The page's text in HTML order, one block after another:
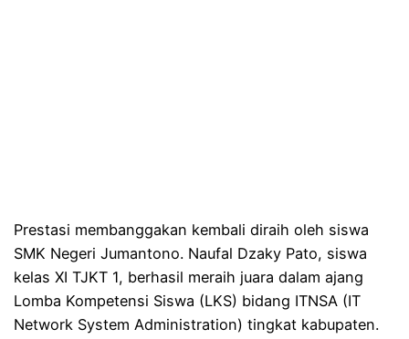
Prestasi membanggakan kembali diraih oleh siswa
SMK Negeri Jumantono. Naufal Dzaky Pato, siswa
kelas XI TJKT 1, berhasil meraih juara dalam ajang
Lomba Kompetensi Siswa (LKS) bidang ITNSA (IT
Network System Administration) tingkat kabupaten.